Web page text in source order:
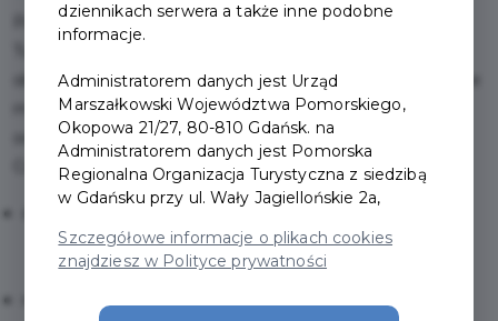
Pakiet Gdynia na 100 lat w ramach Pomorskiej Karty
obiektów kultury miasta. Od morskich ikon po nowoczesne
muzea — wszystko w jednym pakiecie, gotowe do
odkrywania.
Co zyskujesz?
dostęp do kluczowych atrakcji Gdyni,
dziennikach serwera a także inne podobne
informacje.
Administratorem danych jest Urząd
Marszałkowski Województwa Pomorskiego,
Okopowa 21/27, 80-810 Gdańsk. na
Administratorem danych jest Pomorska
Regionalna Organizacja Turystyczna z siedzibą
w Gdańsku przy ul. Wały Jagiellońskie 2a,
Szczegółowe informacje o plikach cookies
znajdziesz w Polityce prywatności